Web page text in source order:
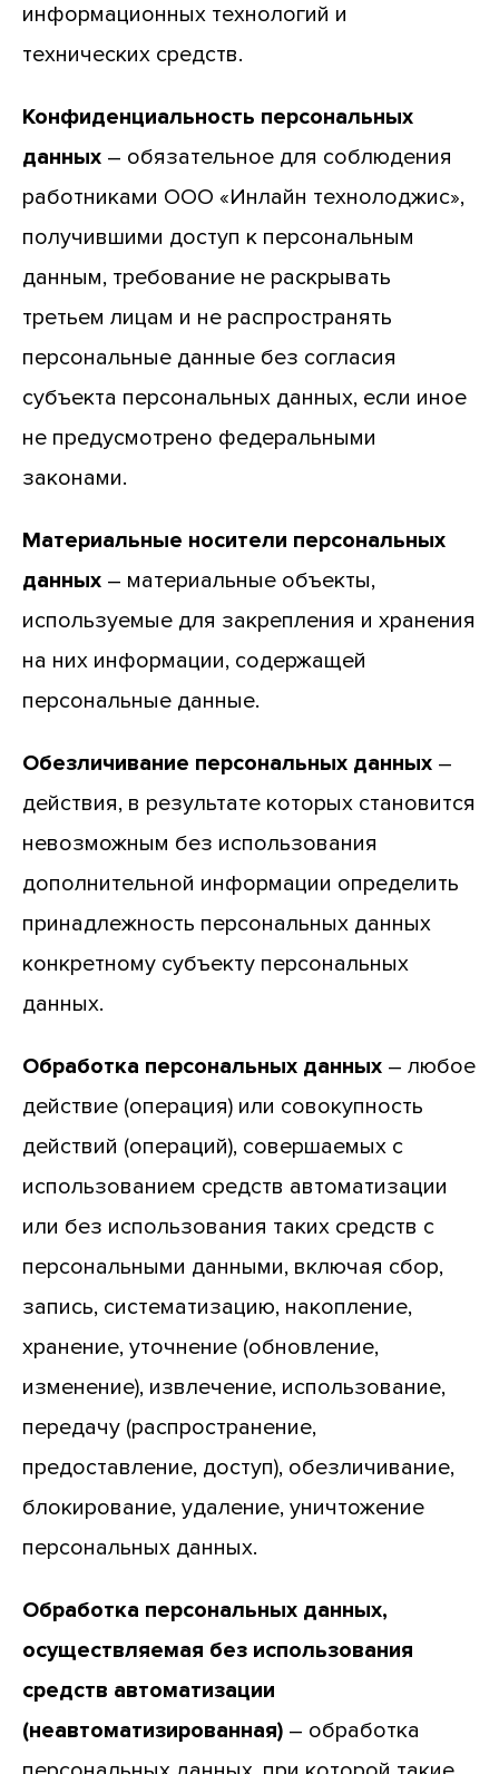
информационных технологий и
технических средств.
Конфиденциальность персональных
данных – обязательное для соблюдения
работниками ООО «Инлайн технолоджис»,
получившими доступ к персональным
данным, требование не раскрывать
третьем лицам и не распространять
персональные данные без согласия
субъекта персональных данных, если иное
не предусмотрено федеральными
законами.
Материальные носители персональных
данных – материальные объекты,
используемые для закрепления и хранения
на них информации, содержащей
персональные данные.
Обезличивание персональных данных –
действия, в результате которых становится
невозможным без использования
дополнительной информации определить
принадлежность персональных данных
конкретному субъекту персональных
данных.
Обработка персональных данных – любое
действие (операция) или совокупность
действий (операций), совершаемых с
использованием средств автоматизации
или без использования таких средств с
персональными данными, включая сбор,
запись, систематизацию, накопление,
хранение, уточнение (обновление,
изменение), извлечение, использование,
передачу (распространение,
предоставление, доступ), обезличивание,
блокирование, удаление, уничтожение
персональных данных.
Обработка персональных данных,
осуществляемая без использования
средств автоматизации
(неавтоматизированная) – обработка